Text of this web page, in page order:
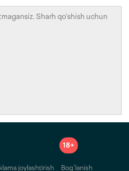
18+
joylashtirish Bog‘lanish